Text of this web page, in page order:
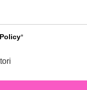
veramente di
*